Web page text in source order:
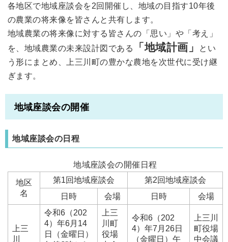
各地区で地域座談会を2回開催し、地域の目指す10年後
の農業の将来像を皆さんと共有します。
地域農業の将来像に対する皆さんの「思い」や「考え」
を、地域農業の未来設計図である
「地域計画」
とい
う形にまとめ、上三川町の豊かな農地を次世代に受け継
ぎます。
地域座談会の開催
地域座談会の日程
地域座談会の開催日程
地区
名
第1回地域座談会
第2回地域座談会
日時
会場 日時 会場
上三
川
令和6（202
4）年6月14
日（金曜日）
上三
川町
役場
令和6（202
4）年7月26日
（金曜日）午
上三川
町役場
中会議